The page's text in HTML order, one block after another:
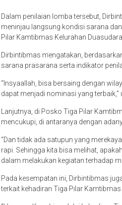
Dalam penilaian lomba tersebut,
meninjau langsung kondisi sarana
Pilar Kamtibmas Kelurahan Duasudara.
Dirbintibmas mengatakan,
sarana prasarana serta indikator
“Insyaallah, bisa bersaing dengan
dapat menjadi nominasi yang terbaik,”
Lanjutnya, di Posko Tiga Pilar
mencukupi, di antaranya dengan
“Dan tidak ada satupun yang
rapi. Sehingga kita bisa melihat,
dalam melakukan kegiatan terhadap
Pada kesempatan ini, Dirbintibmas
terkait kehadiran Tiga Pilar